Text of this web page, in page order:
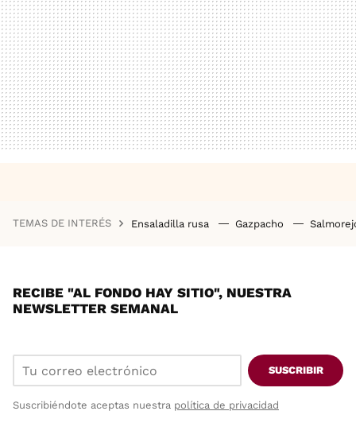
TEMAS DE INTERÉS Ensaladilla rusa Gazpacho
RECIBE "AL FONDO HAY SITIO", NUESTRA
NEWSLETTER SEMANAL
SUSCRIBIR
Suscribiéndote aceptas nuestra política de privacidad